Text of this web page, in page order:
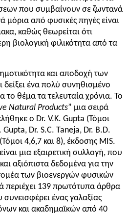
που συμβαίνουν σε ζωντανά
μόρια από φυσικές πηγές είναι
καθώς θεωρείται ότι
βιολογική φιλικότητα από τα
και αποδοχή των
ένα πολύ συνηθισμένο
το θέμα τα τελευταία χρόνια. Το
Natural Products” μια σειρά
ο Dr. V.K. Gupta (Τόμοι
Gupta, Dr. S.C. Taneja, Dr. B.D.
4,6,7 και 8), έκδοσης MIS.
μια εξαιρετική συλλογή, που
αξιόπιστα δεδομένα για την
των βιοενεργών φυσικών
περιέχει 139 πρωτότυπα άρθρα
συνεισφέρει ένας γαλαξίας
και ακαδημαϊκών από 40